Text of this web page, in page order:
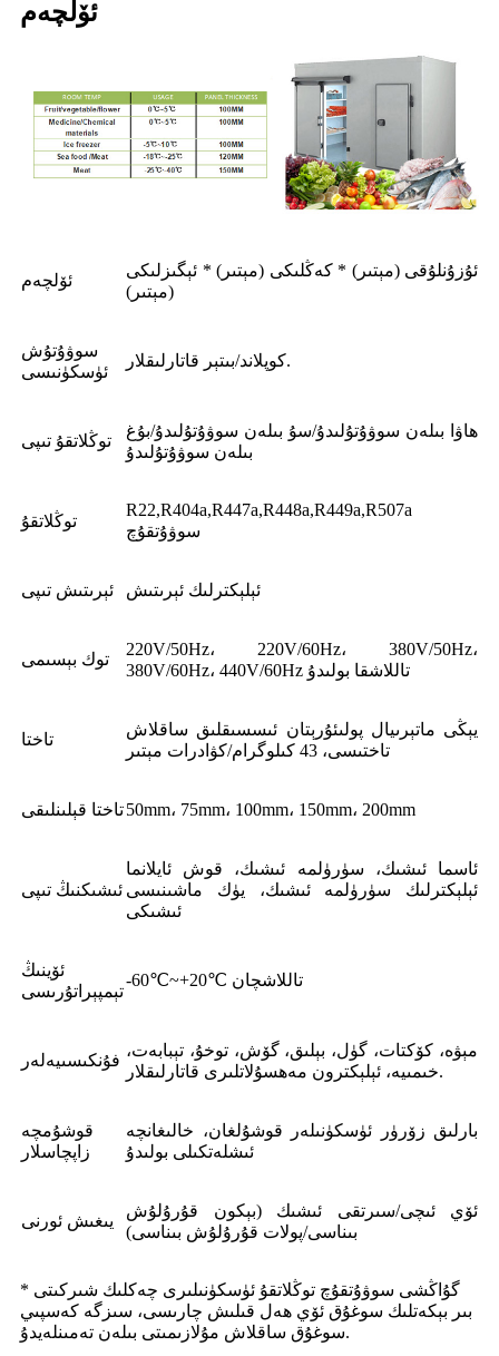
ئۆلچەم
ئۆلچەم
ئۇزۇنلۇقى (مېتىر) * كەڭلىكى (مېتىر) * ئېگىزلىكى
(مېتىر)
سوۋۇتۇش
ئۈسكۈنىسى
كوپلاند/بىتېر قاتارلىقلار.
توڭلاتقۇ تىپى
ھاۋا بىلەن سوۋۇتۇلىدۇ/سۇ بىلەن سوۋۇتۇلىدۇ/بۇغ
بىلەن سوۋۇتۇلىدۇ
توڭلاتقۇ
R22,R404a,R447a,R448a,R449a,R507a
سوۋۇتقۇچ
ئېرىتىش تىپى ئېلېكترلىك ئېرىتىش
توك بېسىمى
220V/50Hz، 220V/60Hz، 380V/50Hz،
380V/60Hz، 440V/60Hz تاللاشقا بولىدۇ
تاختا
يېڭى ماتېرىيال پولىئۇرېتان ئىسسىقلىق ساقلاش
تاختىسى، 43 كىلوگرام/كۋادرات مېتىر
تاختا قېلىنلىقى50mm، 75mm، 100mm، 150mm، 200mm
ئىشىكنىڭ تىپى
ئاسما ئىشىك، سۈرۈلمە ئىشىك، قوش ئايلانما
ئېلېكترلىك سۈرۈلمە ئىشىك، يۈك ماشىنىسى
ئىشىكى
ئۆينىڭ
تېمپېراتۇرىسى
-60℃~+20℃ تاللاشچان
فۇنكىسىيەلەر
مېۋە، كۆكتات، گۈل، بېلىق، گۆش، توخۇ، تېبابەت،
خىمىيە، ئېلېكترون مەھسۇلاتلىرى قاتارلىقلار.
قوشۇمچە
زاپچاسلار
بارلىق زۆرۈر ئۈسكۈنىلەر قوشۇلغان، خالىغانچە
ئىشلەتكىلى بولىدۇ
يىغىش ئورنى
ئۆي ئىچى/سىرتقى ئىشىك (بېكون قۇرۇلۇش
بىناسى/پولات قۇرۇلۇش بىناسى)
* گۇاڭشى سوۋۇتقۇچ توڭلاتقۇ ئۈسكۈنىلىرى چەكلىك شىركىتى
بىر بېكەتلىك سوغۇق ئۆي ھەل قىلىش چارىسى، سىزگە كەسپىي
سوغۇق ساقلاش مۇلازىمىتى بىلەن تەمىنلەيدۇ.